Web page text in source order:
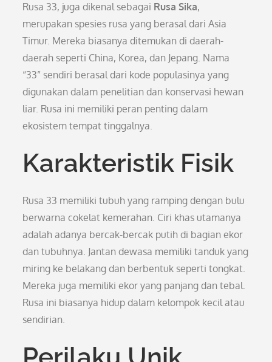
Rusa 33, juga dikenal sebagai Rusa Sika,
merupakan spesies rusa yang berasal dari Asia
Timur. Mereka biasanya ditemukan di daerah-
daerah seperti China, Korea, dan Jepang. Nama
“33” sendiri berasal dari kode populasinya yang
digunakan dalam penelitian dan konservasi hewan
liar. Rusa ini memiliki peran penting dalam
ekosistem tempat tinggalnya.
Karakteristik Fisik
Rusa 33 memiliki tubuh yang ramping dengan bulu
berwarna cokelat kemerahan. Ciri khas utamanya
adalah adanya bercak-bercak putih di bagian ekor
dan tubuhnya. Jantan dewasa memiliki tanduk yang
miring ke belakang dan berbentuk seperti tongkat.
Mereka juga memiliki ekor yang panjang dan tebal.
Rusa ini biasanya hidup dalam kelompok kecil atau
sendirian.